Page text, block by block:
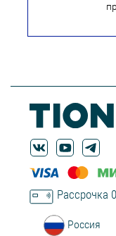
Рассрочка
Россия